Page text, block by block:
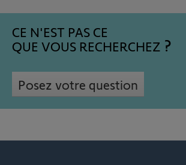
CE N'EST PAS CE
QUE VOUS RECHERCHEZ
Posez votre question